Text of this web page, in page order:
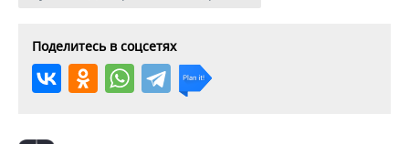
Поделитесь в соцсетях